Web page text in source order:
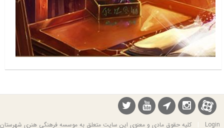
Login کلیه حقوق مادی و معنوی این سایت متعلق به موسسه فرهنگی هنری شهرستان